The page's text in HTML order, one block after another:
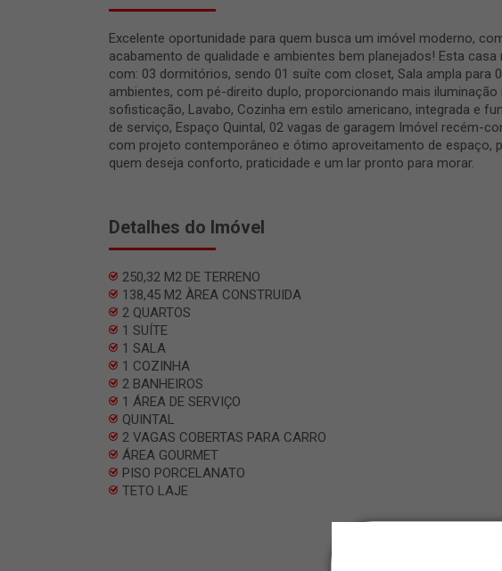
Excelente oportunidade para quem busca um imóvel moderno,
acabamento de qualidade e ambientes bem planejados! Esta casa
com: 03 dormitórios, sendo 01 suíte com closet, Sala ampla para
ambientes, com pé-direito duplo, proporcionando mais iluminação
sofisticação, Lavabo, Cozinha em estilo americano, integrada e
de serviço, Espaço Quintal, 02 vagas de garagem Imóvel recém-
com projeto contemporâneo e ótimo aproveitamento de espaço,
quem deseja conforto, praticidade e um lar pronto para morar.
Detalhes do Imóvel
250,32 M2 DE TERRENO
138,45 M2 ÀREA CONSTRUIDA
2 QUARTOS
1 SUÍTE
1 SALA
1 COZINHA
2 BANHEIROS
1 ÁREA DE SERVIÇO
QUINTAL
2 VAGAS COBERTAS PARA CARRO
ÁREA GOURMET
PISO PORCELANATO
TETO LAJE